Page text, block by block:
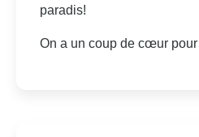
paradis!
On a un coup de cœur